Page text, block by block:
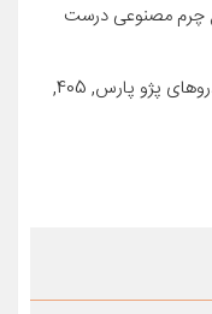
چرم مصنوعی درست
قابلیت نصب به صورت فابریکی بر روی خودروهای پژو پارس, 405,